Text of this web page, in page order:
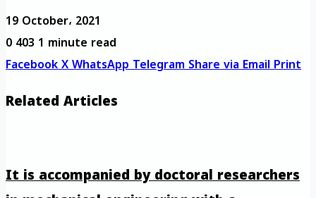
19 October، 2021
0403 1 minute read
FacebookXWhatsAppTelegramShare via EmailPrint
Related Articles
It is accompanied by doctoral researchers